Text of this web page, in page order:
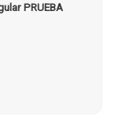
PRUEBA